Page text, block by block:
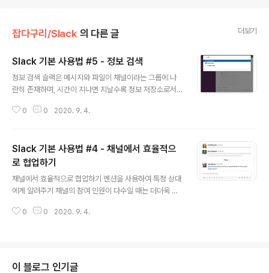
잡다구리/Slack 의 다른 글 더보기
Slack 기본 사용법 #5 - 정보 검색
정보 검색 슬랙은 메시지와 파일이 채널이라는 그룹에 나
란히 존재하며, 시간이 지나면 지날수록 정보 저장소로서
강력한 검색을 통해 아주 손쉽게 정보를 검색할 수 있게 됩
람, 채널, 대화 등을 손쉽게 검색할 수 있습니다. 파일과 메
시지 저장하기 파일 또는 메시지를 저장하면, 중요한 메시
지 및 파일 목록을 만들어 사이드 바에서 빠르게 억세스(S
aved) 할 수 있습니다. 자주 사용하는 파일이나 참조해야
할 대화를 Save 해보세요. 트래킹 해야할 아이템에 대한
리마인더 설정 대화 과정에서 나온 항목(대화, 파일 등)들
0 0 2020. 9. 4.
Slack 기본 사용법 #4 - 채널에서 효율적으
로 협업하기
채널에서 효율적으로 협업하기 멘션을 사용하여 특정 상대
에게 알려주기 채널의 참여 인원이 다수일 때는 더더욱 특
을 사용하면 유용한 방법으로 상대에게 인지시킬 수 있습
유할 때는 대화창에 파일(들)을 Drag & Drop 하면 됩니
0 0 2020. 9. 4.
이 블로그 인기글